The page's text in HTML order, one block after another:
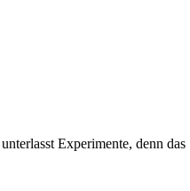
Experimente, denn das